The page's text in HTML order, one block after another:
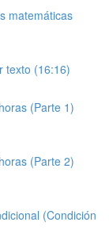
matemáticas
texto (16:16)
(Parte 1)
(Parte 2)
(Condición